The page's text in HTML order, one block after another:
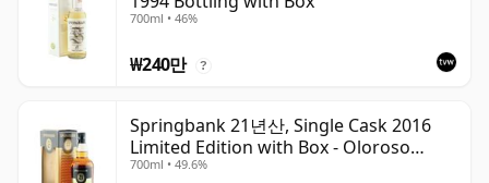
700ml • 46%
₩240만 ?
Springbank 21년산, Single Cask 2016
Limited Edition with Box - Oloroso
Sherry Butt
700ml • 49.6%